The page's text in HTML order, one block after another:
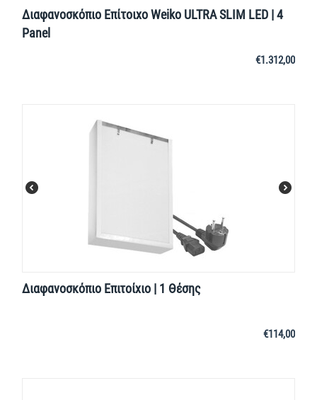
Διαφανοσκόπιο Επίτοιχο Weiko ULTRA SLIM LED | 4
Panel
€1.312,00
Διαφανοσκόπιο Επιτοίχιο | 1 Θέσης
€114,00